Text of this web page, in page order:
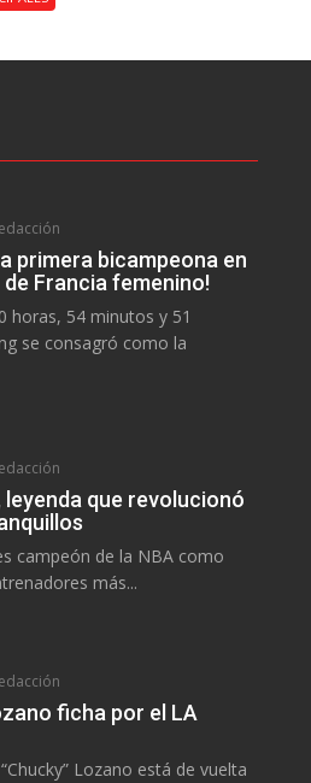
primera bicampeona en
Francia femenino!
horas, 54 minutos y 51
se consagró como la
leyenda que revolucionó
campeón de la NBA como
más...
ficha por el LA
Lozano está de vuelta